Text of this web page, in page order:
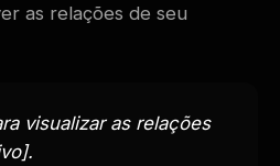
as relações de seu
visualizar as relações